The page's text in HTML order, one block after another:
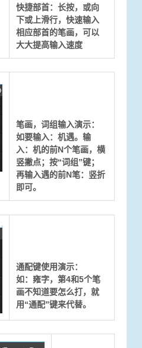
快捷部首：长按，或向
下或上滑行，快速输入
相应部首的笔画，可以
大大提高输入速度
笔画，词组输入演示：
如要输入：机遇。输
入：机的前N个笔画，横
竖撇点；按“词组”键；
再输入遇的前N笔：竖折
即可。
通配键使用演示：
如：雍字，第4和5个笔
画不知道要怎么打，就
用“通配”键来代替。